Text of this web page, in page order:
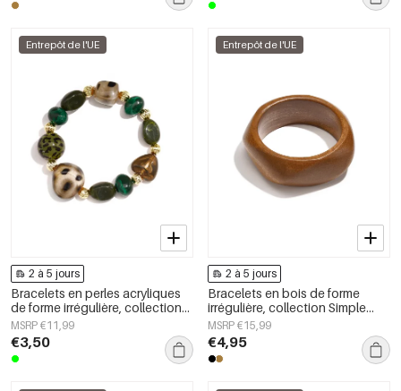
Entrepôt de l'UE
2 à 5 jours
Bracelets en perles acryliques
de forme irrégulière, collection
Simple Daily Simple, bijoux pour
femmes
MSRP €11,99
€3,50
Entrepôt de l'UE
2 à 5 jours
Bracelets en bois de forme
irrégulière, collection Simple
Daily Simple, bijoux pour
femmes
MSRP €15,99
€4,95